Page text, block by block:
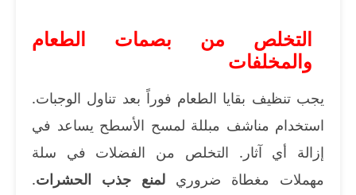
التخلص من بصمات الطعام
والمخلفات
يجب تنظيف بقايا الطعام فوراً بعد تناول الوجبات.
استخدام مناشف مبللة لمسح الأسطح يساعد في
إزالة أي آثار. التخلص من الفضلات في سلة
مهملات مغطاة ضروري لمنع جذب الحشرات.